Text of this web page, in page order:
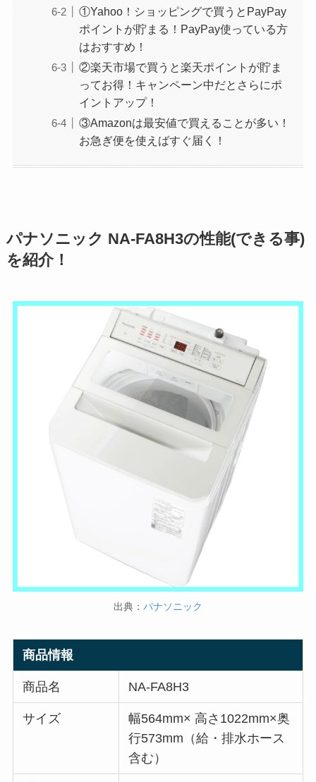
①Yahoo！ショッピングで買うとPayPay
ポイントが貯まる！PayPay使っている方
はおすすめ！
②楽天市場で買うと楽天ポイントが貯ま
ってお得！キャンペーン中だとさらにポ
イントアップ！
③Amazonは最安値で買えることが多い！
お急ぎ便を使えばすぐ届く！
パナソニック NA-FA8H3の性能(できる事)
を紹介！
出典： パナソニック
商品情報
商品名 NA-FA8H3
サイズ
幅564mm× 高さ1022mm×奥
行573mm（給・排水ホース
含む）